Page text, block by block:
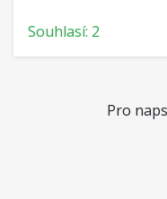
Souhlasí: 2
Pro